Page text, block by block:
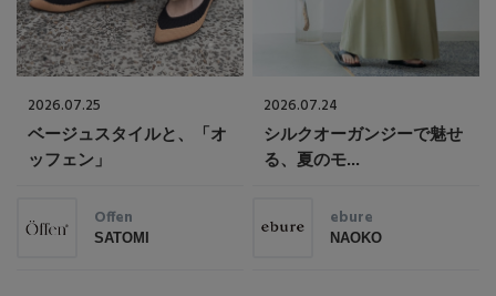
2026.07.25
ベージュスタイルと、「オ
ッフェン」
Offen
SATOMI
2026.07.24
シルクオーガンジーで魅せ
る、夏のモ...
ebure
NAOKO